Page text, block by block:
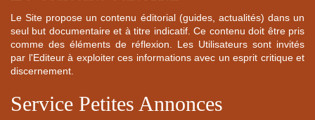
Le Site propose un contenu éditorial (guides, actualités) dans un
seul but documentaire et à titre indicatif. Ce contenu doit être pris
comme des éléments de réflexion. Les Utilisateurs sont invités
par l'Editeur à exploiter ces informations avec un esprit critique et
discernement.
Service Petites Annonces